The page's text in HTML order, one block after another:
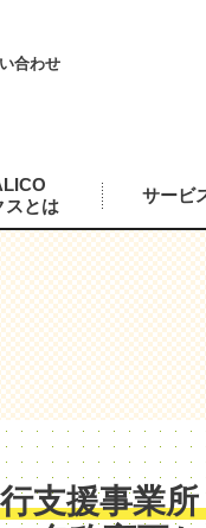
合わせ
スとは
サービ
支援事業